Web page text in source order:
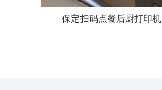
保定扫码点餐后厨打印机